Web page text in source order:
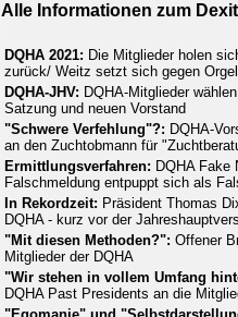
Alle Informationen zum Dexit
DQHA 2021: Die Mitglieder holen
zurück/ Weitz setzt sich gegen
DQHA-JHV: DQHA-Mitglieder
Satzung und neuen Vorstand
"Schwere Verfehlung"?: DQHA-
an den Zuchtobmann für
Ermittlungsverfahren: DQHA Fake
Falschmeldung entpuppt sich als
In Rekordzeit: Präsident Thomas
DQHA - kurz vor der
"Mit diesen Methoden?": Offener
Mitglieder der DQHA
"Wir stehen in vollem Umfang
DQHA Past Presidents an die